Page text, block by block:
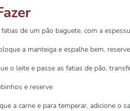
de um pão baguete, com a
a manteiga e espalhe bem,
o leite e passe as fatias de pão,
e reserve.
a carne e para temperar, adicione o